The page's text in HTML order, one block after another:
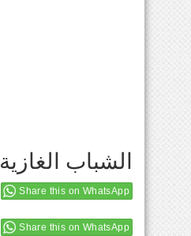
الشباب الغازية
Share this on WhatsApp
Share this on WhatsApp